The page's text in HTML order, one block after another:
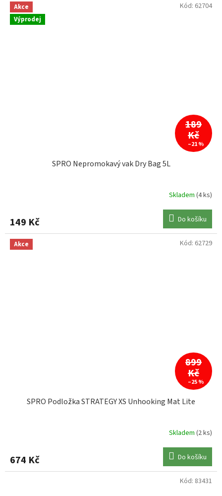
Akce
Výprodej
189
Kč
–21 %
SPRO Nepromokavý vak Dry Bag 5L
Skladem (4 ks)
149 Kč Do košíku
Kód: 62704
Akce
899
Kč
–25 %
SPRO Podložka STRATEGY XS Unhooking Mat Lite
Skladem (2 ks)
674 Kč Do košíku
Kód: 62729
Kód: 83431